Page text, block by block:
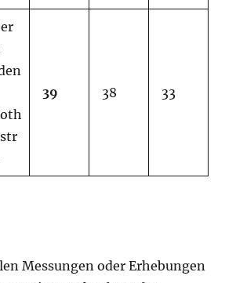
39 38 33
Messungen oder Erhebungen